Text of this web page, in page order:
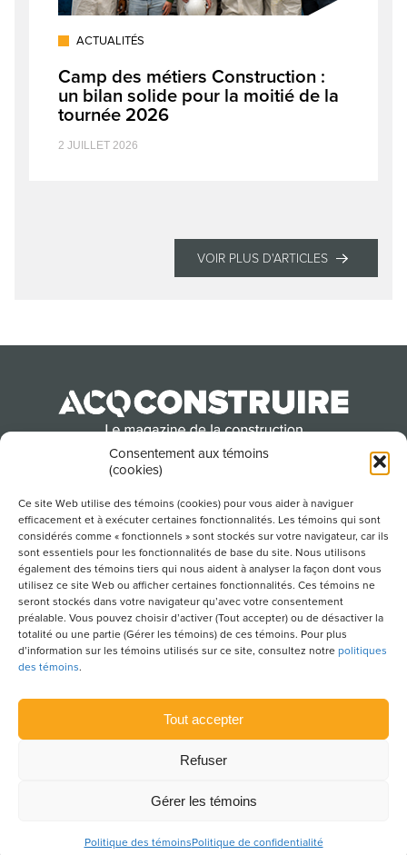
Consentement aux témoins
(cookies)
Ce site Web utilise des témoins (cookies) pour vous aider à naviguer
efficacement et à exécuter certaines fonctionnalités. Les témoins qui sont
considérés comme « fonctionnels » sont stockés sur votre navigateur, car ils
sont essentiels pour les fonctionnalités de base du site. Nous utilisons
également des témoins tiers qui nous aident à analyser la façon dont vous
utilisez ce site Web ou afficher certaines fonctionnalités. Ces témoins ne
seront stockés dans votre navigateur qu’avec votre consentement
préalable. Vous pouvez choisir d’activer (Tout accepter) ou de désactiver la
totalité ou une partie (Gérer les témoins) de ces témoins. Pour plus
d’information sur les témoins utilisés sur ce site, consultez notre politiques
des témoins.
Tout accepter
Refuser
Gérer les témoins
Politique des témoinsPolitique de confidentialité
ACTUALITÉS
Camp des métiers Construction :
un bilan solide pour la moitié de la
tournée 2026
2 JUILLET 2026
VOIR PLUS D'ARTICLES
Québec
POUR S’ABONNER À NOTRE INFOLETTRE
LIENS UTILES
POLITIQUE DE CONFIDENTIALITÉ
PLAN DU SITE
Solution